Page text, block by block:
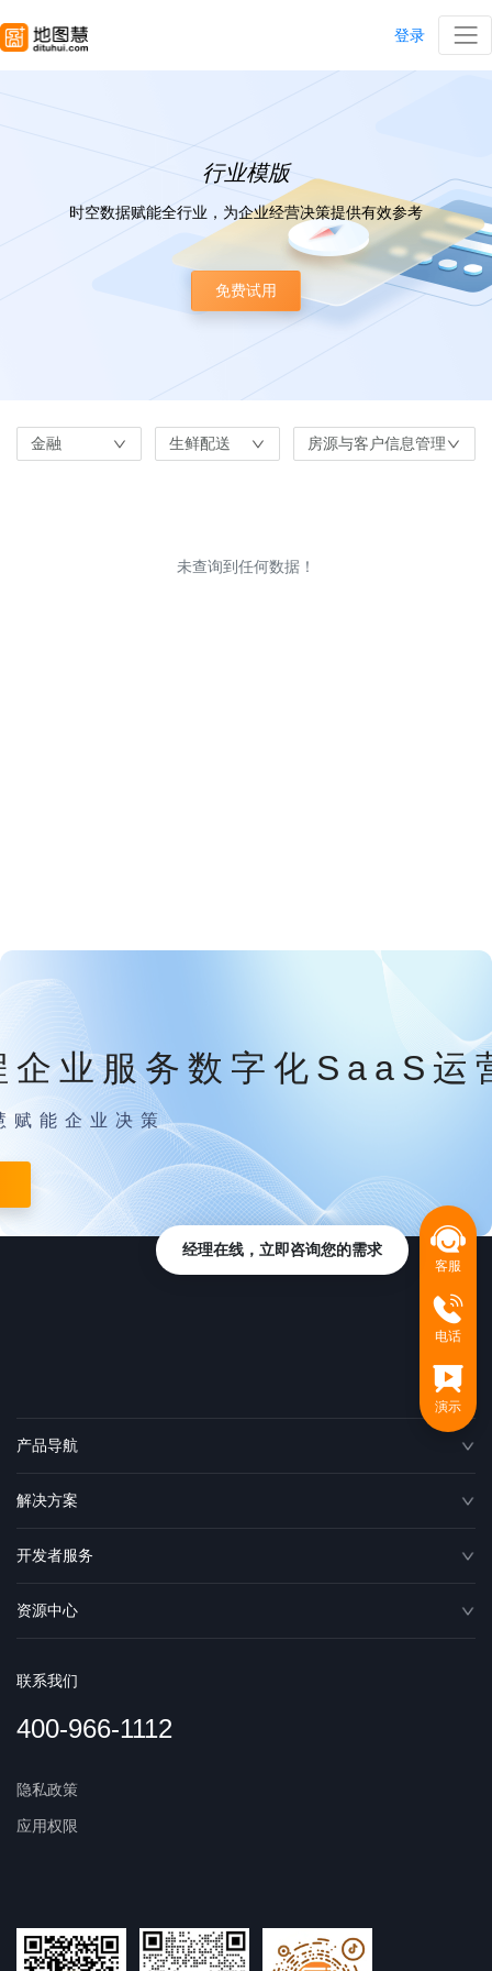
登录
行业模版
时空数据赋能全行业，为企业经营决策提供有效参考
免费试用
金融 生鲜配送 房源与客户信息管理
未查询到任何数据！
企业服务数字化SaaS运
赋能企业决策
产品导航
解决方案
开发者服务
资源中心
联系我们
400-966-1112
隐私政策
应用权限
客服
电话
演示
经理在线，立即咨询您的需求